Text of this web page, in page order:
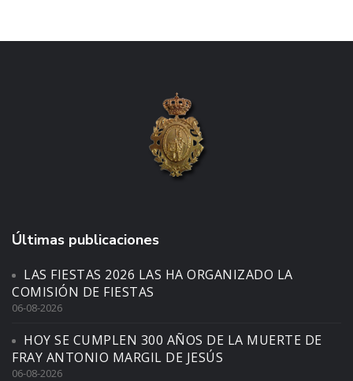
Últimas publicaciones
LAS FIESTAS 2026 LAS HA ORGANIZADO LA
COMISIÓN DE FIESTAS
06-08-2026
HOY SE CUMPLEN 300 AÑOS DE LA MUERTE DE
FRAY ANTONIO MARGIL DE JESÚS
06-08-2026